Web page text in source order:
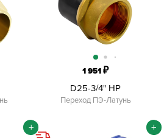
1 951₽
D25-3/4" НР
Переход ПЭ-Латунь
+ +